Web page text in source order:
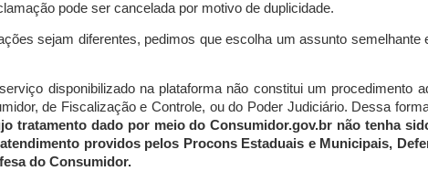
pode ser cancelada por motivo de duplicidade.
sejam diferentes, pedimos que escolha um assunto
disponibilizado na plataforma não constitui um
de Fiscalização e Controle, ou do Poder Judiciário. Dessa
tratamento dado por meio do Consumidor.gov.br não tenha
providos pelos Procons Estaduais e Municipais,
do Consumidor.